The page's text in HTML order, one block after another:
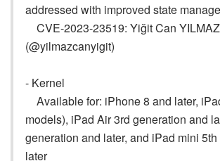
addressed with improved state
CVE-2023-23519: Yiğit Can YILMAZ
(@yilmazcanyigit)
- Kernel
Available for: iPhone 8 and later,
models), iPad Air 3rd generation and
generation and later, and iPad mini
later